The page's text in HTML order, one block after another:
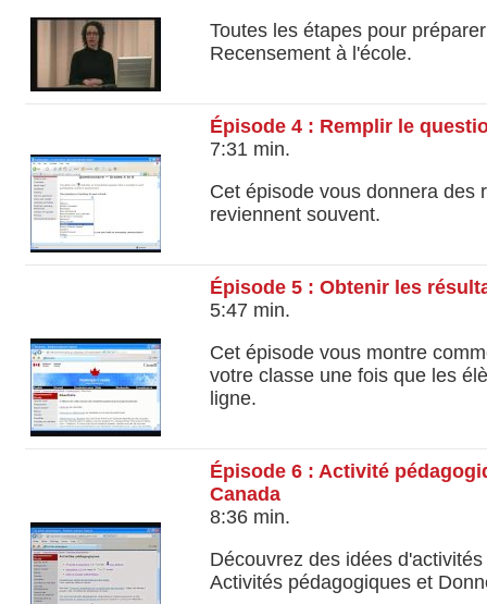
Toutes les étapes pour
Recensement à l'école.
Épisode 4 : Remplir le
7:31 min.
Cet épisode vous donnera des
reviennent souvent.
Épisode 5 : Obtenir les
5:47 min.
Cet épisode vous montre
votre classe une fois que les
ligne.
Épisode 6 : Activité
Canada
8:36 min.
Découvrez des idées
Activités pédagogiques et